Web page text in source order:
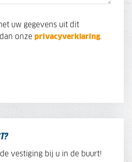
uw gegevens uit dit
onze privacyverklaring.
vestiging bij u in de buurt!